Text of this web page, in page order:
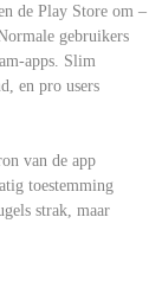
de Play Store om –
gebruikers
apps. Slim
en pro users
van de app
toestemming
strak, maar